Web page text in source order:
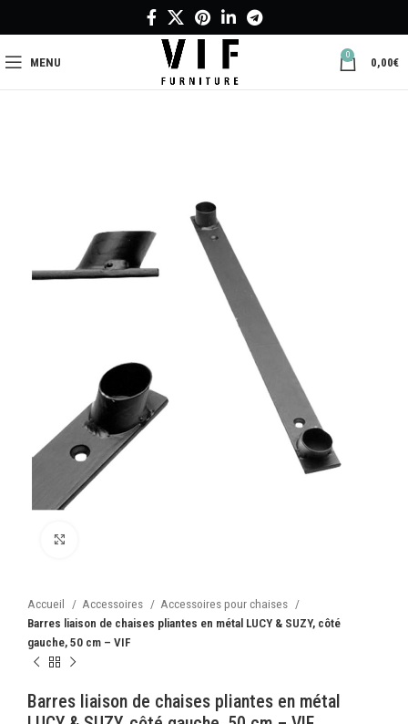
MENU
0
0,00€
Accueil Accessoires
Accessoires pour chaises
Barres liaison de chaises pliantes en métal LUCY & SUZY, côté
gauche, 50 cm – VIF
Barres liaison de chaises pliantes en métal